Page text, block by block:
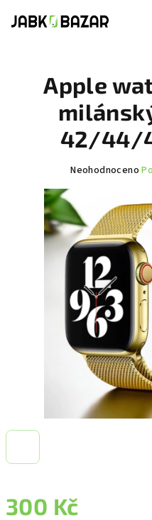
300 Kč
Apple
42/44/
Průměrné
produktu
je
0,0
z
hvězdiček.
Neohodnoceno